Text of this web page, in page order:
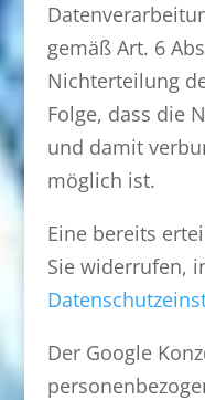
gemäß Art. 6
Nichterteilung
Folge, dass die
und damit
möglich ist.
Eine bereits
Sie widerrufen,
Der Google